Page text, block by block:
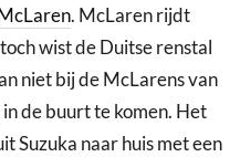
. McLaren rijdt
wist de Duitse renstal
niet bij de McLarens van
in de buurt te komen. Het
Suzuka naar huis met een